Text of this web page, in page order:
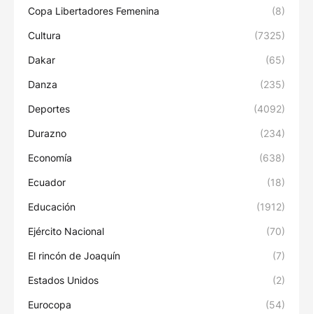
Copa Libertadores Femenina (8)
Cultura (7325)
Dakar (65)
Danza (235)
Deportes (4092)
Durazno (234)
Economía (638)
Ecuador (18)
Educación (1912)
Ejército Nacional (70)
El rincón de Joaquín (7)
Estados Unidos (2)
Eurocopa (54)